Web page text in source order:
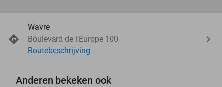
Wavre
Boulevard de l'Europe 100
Routebeschrijving
Anderen bekeken ook